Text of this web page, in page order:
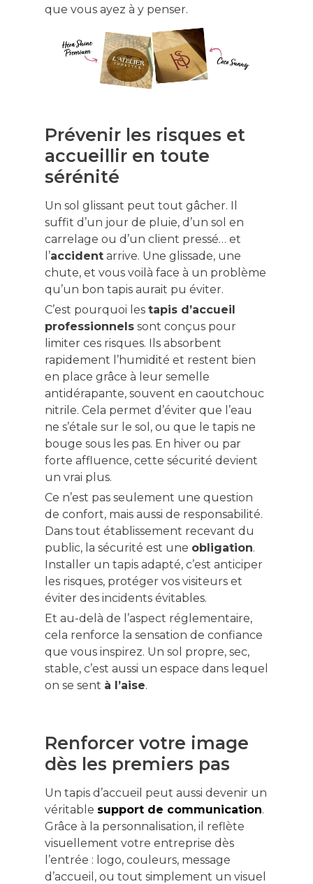
que vous ayez à y penser.
Prévenir les risques et
accueillir en toute
sérénité
Un sol glissant peut tout gâcher. Il
suffit d’un jour de pluie, d’un sol en
carrelage ou d’un client pressé… et
l’accident arrive. Une glissade, une
chute, et vous voilà face à un problème
qu’un bon tapis aurait pu éviter.
C’est pourquoi les tapis d’accueil
professionnels sont conçus pour
limiter ces risques. Ils absorbent
rapidement l’humidité et restent bien
en place grâce à leur semelle
antidérapante, souvent en caoutchouc
nitrile. Cela permet d’éviter que l’eau
ne s’étale sur le sol, ou que le tapis ne
bouge sous les pas. En hiver ou par
forte affluence, cette sécurité devient
un vrai plus.
Ce n’est pas seulement une question
de confort, mais aussi de responsabilité.
Dans tout établissement recevant du
public, la sécurité est une obligation.
Installer un tapis adapté, c’est anticiper
les risques, protéger vos visiteurs et
éviter des incidents évitables.
Et au-delà de l’aspect réglementaire,
cela renforce la sensation de confiance
que vous inspirez. Un sol propre, sec,
stable, c’est aussi un espace dans lequel
on se sent à l’aise.
Renforcer votre image
dès les premiers pas
Un tapis d’accueil peut aussi devenir un
véritable support de communication.
Grâce à la personnalisation, il reflète
visuellement votre entreprise dès
l’entrée : logo, couleurs, message
d’accueil, ou tout simplement un visuel